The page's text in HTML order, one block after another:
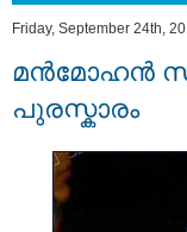
Friday, September 24th,
മന്‍മോഹന്‍
പുരസ്കാരം